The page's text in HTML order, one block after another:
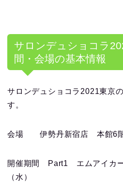
サロンデュショコラ
間・会場の基本情報
サロンデュショコラ 2021東京
す。
会場 伊勢丹新宿店 本館6
開催期間 Part1 エムアイカ
（水）